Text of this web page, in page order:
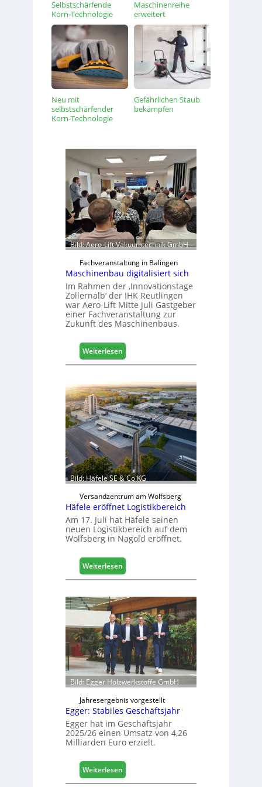
Selbstschärfende
Korn-Technologie
Maschinenreihe
erweitert
Neu mit
selbstschärfender
Korn-Technologie
Gefährlichen Staub
bekämpfen
Bild: Aero-Lift Vakuumtechnik GmbH
Fachveranstaltung in Balingen
Maschinenbau digitalisiert sich
Im Rahmen der ‚Innovationstage
Zollernalb‘ der IHK Reutlingen
war Aero-Lift Mitte Juli Gastgeber
einer Fachveranstaltung zur
Zukunft des Maschinenbaus.
Weiterlesen:
M
s
c
h
i
n
e
n
b
a
u
d
i
g
i
t
i
i
e
r
t
s
c
h
Bild: Häfele SE & Co KG
Versandzentrum am Wolfsberg
Häfele eröffnet Logistikbereich
Am 17. Juli hat Häfele seinen
neuen Logistikbereich auf dem
Wolfsberg in Nagold eröffnet.
Weiterlesen:
H
f
e
l
e
e
r
ö
f
f
n
e
t
L
o
s
Bild: Egger Holzwerkstoffe GmbH
Jahresergebnis vorgestellt
Egger: Stabiles Geschäftsjahr
Egger hat im Geschäftsjahr
2025/26 einen Umsatz von 4,26
Milliarden Euro erzielt.
Weiterlesen:
E